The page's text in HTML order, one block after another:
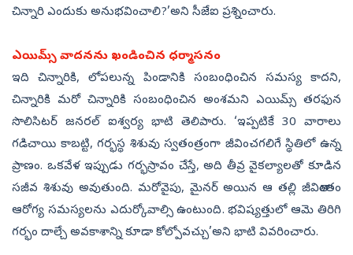
చిన్నారి ఎందుకు అనుభవించాలి?’అని సీజేఐ ప్రశ్నించారు.
ఎయిమ్స్‌ వాదనను ఖండించిన ధర్మాసనం
ఇది చిన్నారికి, లోపలున్న పిండానికి సంబంధించిన సమస్య కాదని,
చిన్నారికి మరో చిన్నారికి సంబంధించిన అంశమని ఎయిమ్స్‌ తరఫున
సొలిసిటర్‌ జనరల్‌ ఐశ్వర్య భాటి తెలిపారు. ‘ఇప్పటికే 30 వారాలు
గడిచాయి కాబట్టి, గర్భస్థ శిశువు స్వతంత్రంగా జీవించగలిగే స్థితిలో ఉన్న
ప్రాణం. ఒకవేళ ఇప్పుడు గర్భస్రావం చేస్తే, అది తీవ్ర వైకల్యాలతో కూడిన
సజీవ శిశువు అవుతుంది. మరోవైపు, మైనర్‌ అయిన ఆ తల్లి జీవితాంతం
ఆరోగ్య సమస్యలను ఎదుర్కోవాల్సి ఉంటుంది. భవిష్యత్తులో ఆమె తిరిగి
గర్భం దాల్చే అవకాశాన్ని కూడా కోల్పోవచ్చు’అని భాటి వివరించారు.